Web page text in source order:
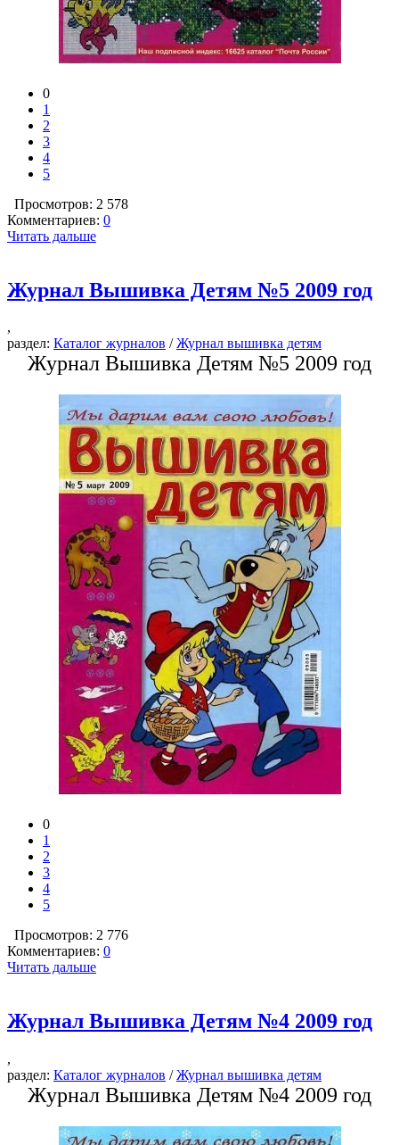
0
1
2
3
4
5
Просмотров: 2 578
Комментариев: 0
Читать дальше
Журнал Вышивка Детям №5 2009 год
,
раздел: Каталог журналов /Журнал вышивка детям
Журнал Вышивка Детям №5 2009 год
0
1
2
3
4
5
Просмотров: 2 776
Комментариев: 0
Читать дальше
Журнал Вышивка Детям №4 2009 год
,
раздел: Каталог журналов /Журнал вышивка детям
Журнал Вышивка Детям №4 2009 год